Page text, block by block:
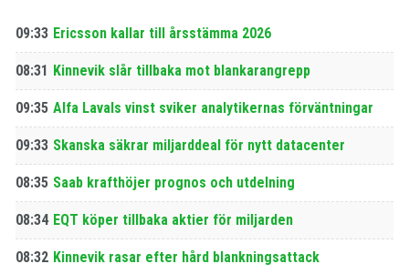
09:33 Ericsson kallar till årsstämma 2026
08:31 Kinnevik slår tillbaka mot blankarangrepp
09:35 Alfa Lavals vinst sviker analytikernas förväntningar
09:33 Skanska säkrar miljarddeal för nytt datacenter
08:35 Saab krafthöjer prognos och utdelning
08:34 EQT köper tillbaka aktier för miljarden
08:32 Kinnevik rasar efter hård blankningsattack